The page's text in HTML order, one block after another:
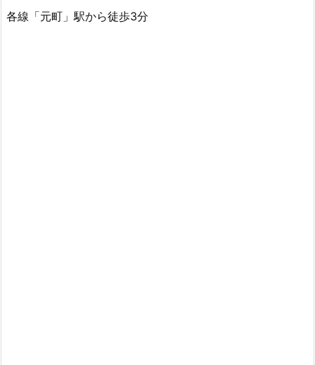
各線「元町」駅から徒歩3分